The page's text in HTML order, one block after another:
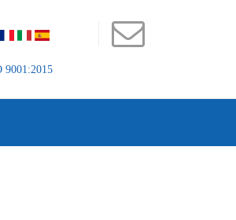
9001:2015